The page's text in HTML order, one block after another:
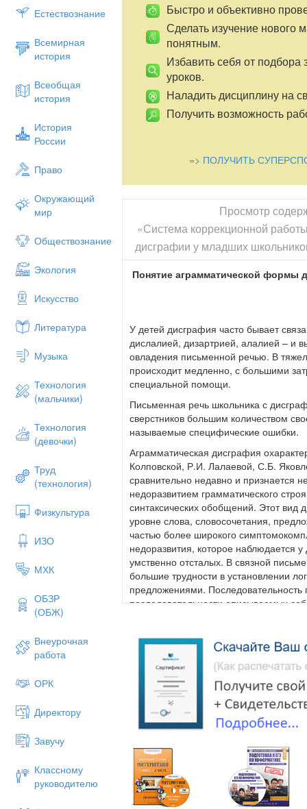
Естествознание
Всемирная
история
Всеобщая
история
История
России
Право
Окружающий
мир
Обществознание
Экология
Искусство
Литература
Музыка
Технология
(мальчики)
Технология
(девочки)
Труд
(технология)
Физкультура
ИЗО
МХК
ОБЗР
(ОБЖ)
Внеурочная
работа
ОРК
Директору
Завучу
Классному
руководителю
Быстро и объективно
Сделать изучение нового
понятным.
Избавить себя от подбора
уроков.
Наладить дисциплину на
Получить возможность
=> ПОЛУЧИТЬ
Просмотр
«Система коррекционной
дисграфии у младших
Понятие аграмматической формы
У детей дисграфия часто бывает
дислалией, дизартрией, алалией – и
овладения письменной речью. В
происходит медленно, с большими
специальной помощи.
Письменная речь школьника с
сверстников большим количеством
называемые специфические ошибки.
Аграмматическая дисграфия
Колповской, Р.И. Лалаевой, С.Б.
сравнительно недавно и признается
недоразвитием грамматического
синтаксических обобщений. Этот вид
уровне слова, словосочетания,
частью более широкого
недоразвития, которое наблюдается
умственно отсталых. В связной
большие трудности в установлении
предложениями. Последовательность
последовательности описываемых
Аграмматическая дисграфия обычно
школьник, уже овладевший грамотой,
грамматических правил. И здесь
может овладеть правилами
Это выражается в неправильном
согласовать слова между собой. [4]
Самостоятельные письменные
касающихся как построения текста
последовательность и логичность
адекватного использования
средств языка.